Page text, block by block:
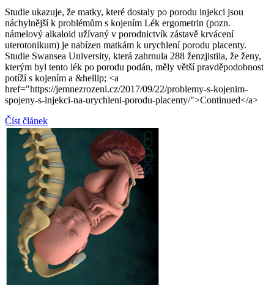
Studie ukazuje, že matky, které dostaly po porodu injekci jsou
náchylnější k problémům s kojením Lék ergometrin (pozn.
námelový alkaloid užívaný v porodnictvík zástavě krvácení
uterotonikum) je nabízen matkám k urychlení porodu placenty.
Studie Swansea University, která zahrnula 288 ženzjistila, že ženy,
kterým byl tento lék po porodu podán, měly větší pravděpodobnost
potíží s kojením a &hellip; <a
href="https://jemnezrozeni.cz/2017/09/22/problemy-s-kojenim-
spojeny-s-injekci-na-urychleni-porodu-placenty/">Continued</a>
Číst článek